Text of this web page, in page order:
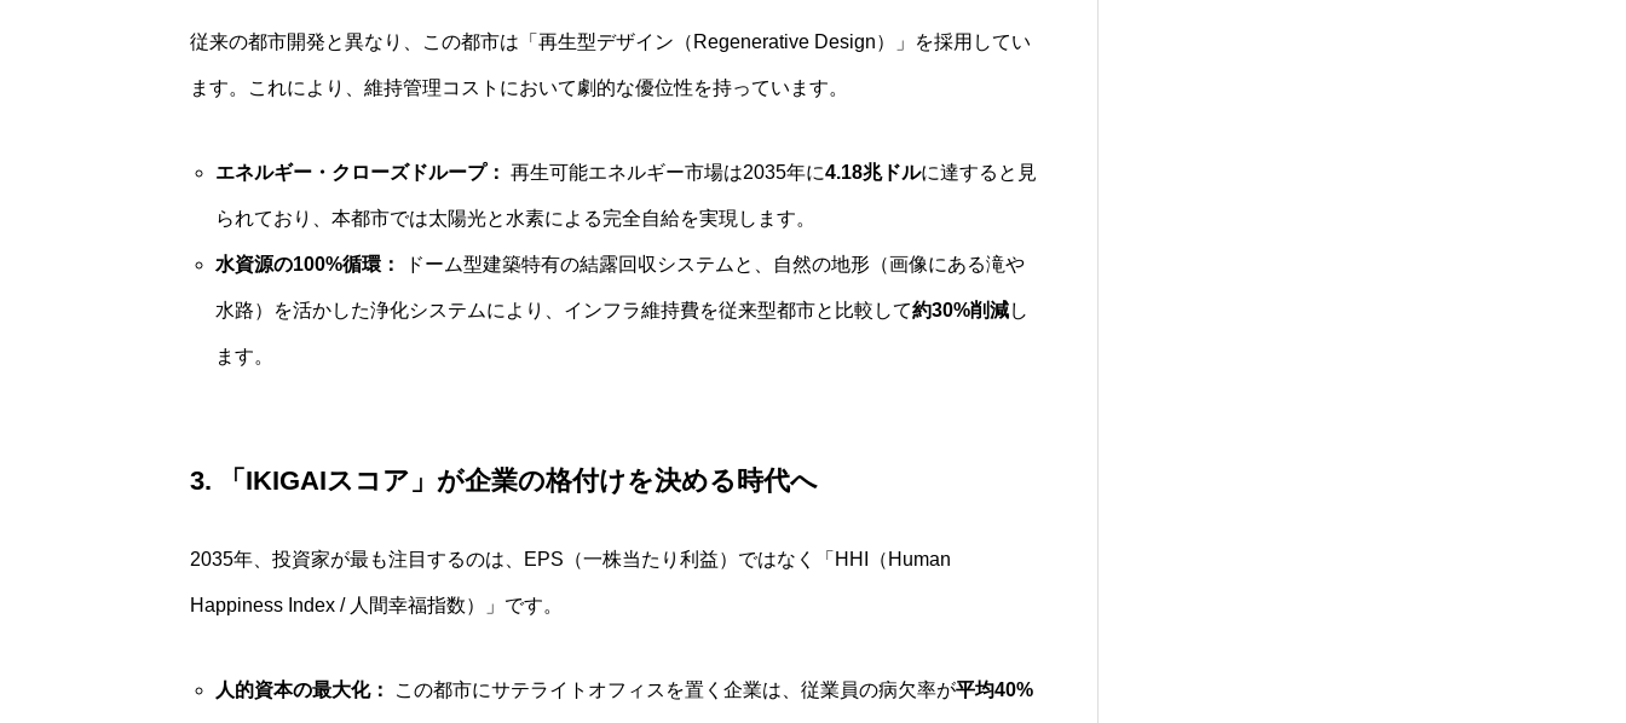
従来の都市開発と異なり、この都市は「再生型デザイン（Regenerative Design）」を採用してい
ます。これにより、維持管理コストにおいて劇的な優位性を持っています。
エネルギー・クローズドループ： 再生可能エネルギー市場は2035年に4.18兆ドルに達すると見
られており、本都市では太陽光と水素による完全自給を実現します。
水資源の100%循環： ドーム型建築特有の結露回収システムと、自然の地形（画像にある滝や
水路）を活かした浄化システムにより、インフラ維持費を従来型都市と比較して約30%削減し
ます。
3. 「IKIGAIスコア」が企業の格付けを決める時代へ
2035年、投資家が最も注目するのは、EPS（一株当たり利益）ではなく「HHI（Human
Happiness Index / 人間幸福指数）」です。
人的資本の最大化： この都市にサテライトオフィスを置く企業は、従業員の病欠率が平均40%